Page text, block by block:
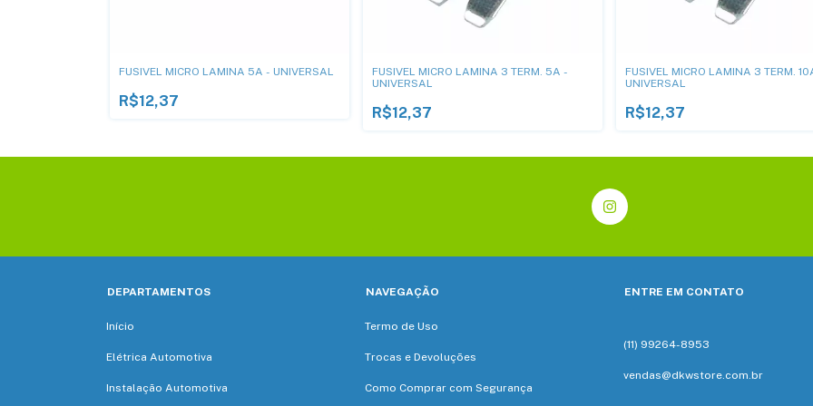
FUSIVEL MICRO LAMINA 5A - UNIVERSAL
R$12,37
FUSIVEL MICRO LAMINA 3 TERM. 5A -
UNIVERSAL
R$12,37
FUSIVEL MICRO LAMINA 3 TERM.
UNIVERSAL
R$12,37
DEPARTAMENTOS
Início
Elétrica Automotiva
Instalação Automotiva
NAVEGAÇÃO
Termo de Uso
Trocas e Devoluções
Como Comprar com Segurança
ENTRE EM CONTATO
(11) 99264-8953
vendas@dkwstore.com.br